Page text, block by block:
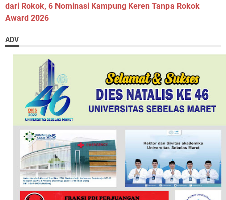
dari Rokok, 6 Nominasi Kampung Keren Tanpa Rokok
Award 2026
ADV